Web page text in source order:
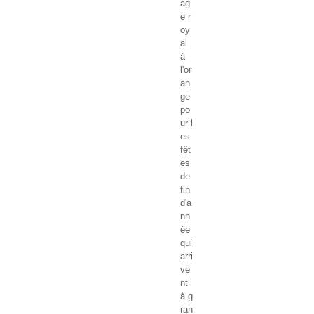
ag
e r
oy
al
à
l'or
an
ge
po
ur l
es
fêt
es
de
fin
d'a
nn
ée
qui
arri
ve
nt
à g
ran